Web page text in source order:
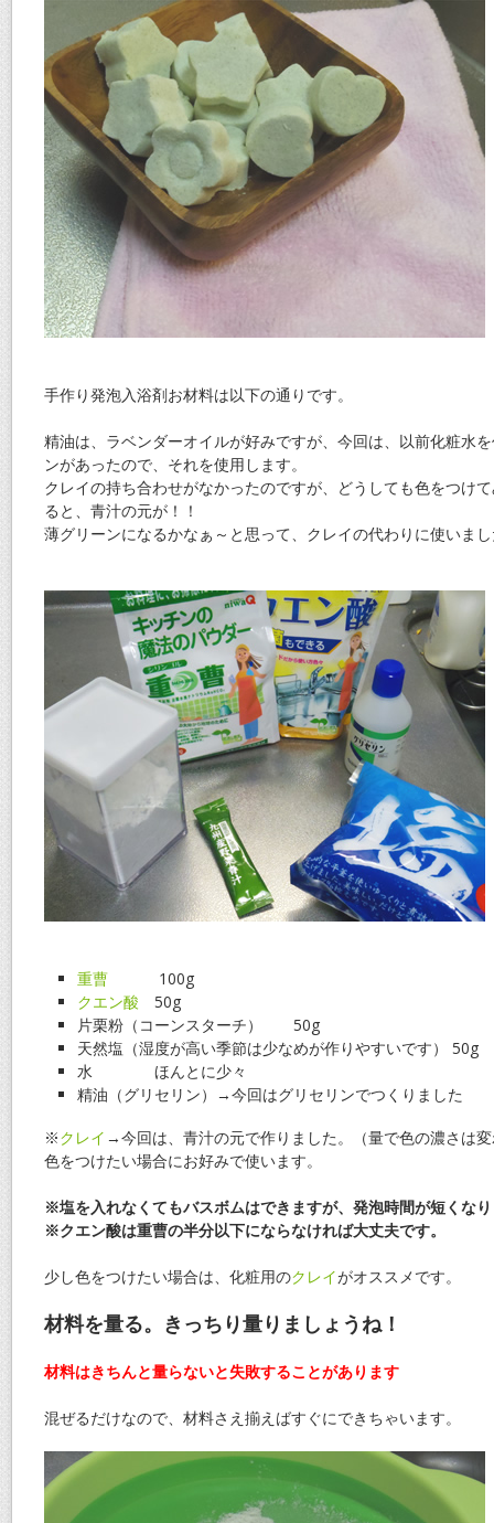
手作り発泡入浴剤お材料は以下の通りです。
精油は、ラベンダーオイルが好みですが、今回は、以前化粧水
ンがあったので、それを使用します。
クレイの持ち合わせがなかったのですが、どうしても色をつけ
ると、青汁の元が！！
薄グリーンになるかなぁ～と思って、クレイの代わりに使いま
重曹
100g
クエン酸 50g
片栗粉（コーンスターチ） 50g
天然塩（湿度が高い季節は少なめが作りやすいです） 50g
水 ほんとに少々
精油（グリセリン）→今回はグリセリンでつくりました
※クレイ →今回は、青汁の元で作りました。
（量で色の濃さは
色をつけたい場合にお好みで使います。
※塩を入れなくてもバスボムはできますが、発泡時間が短くな
※クエン酸は重曹の半分以下にならなければ大丈夫です。
少し色をつけたい場合は、化粧用のクレイがオススメです。
材料を量る。きっちり量りましょうね！
材料はきちんと量らないと失敗することがあります
混ぜるだけなので、材料さえ揃えばすぐにできちゃいます。